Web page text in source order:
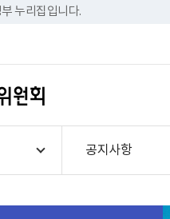
누리집입니다.
공지사항